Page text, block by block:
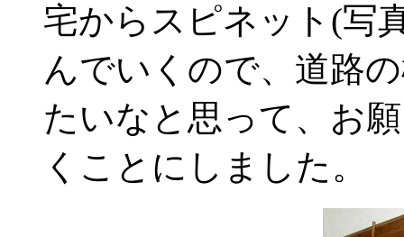
宅からスピネット(写
んでいくので、道路
たいなと思って、お
くことにしました。